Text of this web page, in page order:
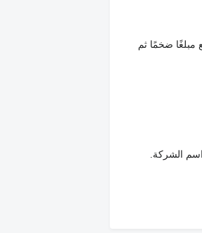
مبلغًا ضخمًا ثم
الشركة.